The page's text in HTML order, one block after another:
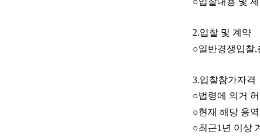
2.입찰 및 계약
○일반경쟁입찰,
3.입찰참가자격
○법령에 의거
○현재 해당 용
○최근1 년 이상